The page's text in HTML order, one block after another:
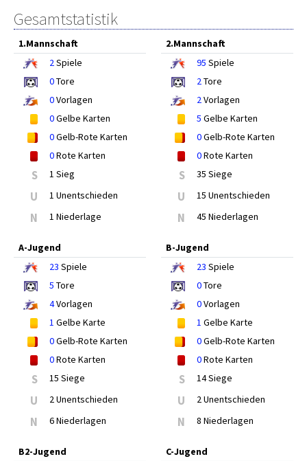
Gesamtstatistik
1.Mannschaft
2Spiele
0Tore
0Vorlagen
0Gelbe Karten
0Gelb-Rote Karten
0Rote Karten
S 1 Sieg
U 1 Unentschieden
N 1 Niederlage
2.Mannschaft
95 Spiele
2Tore
2Vorlagen
5 Gelbe Karten
0Gelb-Rote Karten
0Rote Karten
S 35 Siege
U 15 Unentschieden
N 45 Niederlagen
A-Jugend
23 Spiele
5 Tore
4Vorlagen
1 Gelbe Karte
0Gelb-Rote Karten
0Rote Karten
S 15 Siege
U 2 Unentschieden
N 6 Niederlagen
B-Jugend
23 Spiele
0Tore
0Vorlagen
1 Gelbe Karte
0Gelb-Rote Karten
0Rote Karten
S 14 Siege
U 2 Unentschieden
N 8 Niederlagen
B2-Jugend
C-Jugend